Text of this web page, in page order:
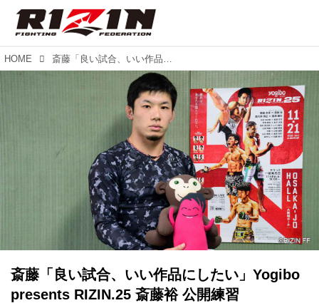
HOME 斎藤「良い試合、いい作品にしたい」Yogibo presents RIZIN.25 斎藤裕 公開練習
斎藤「良い試合、いい作品にしたい」Yogibo
presents RIZIN.25 斎藤裕 公開練習